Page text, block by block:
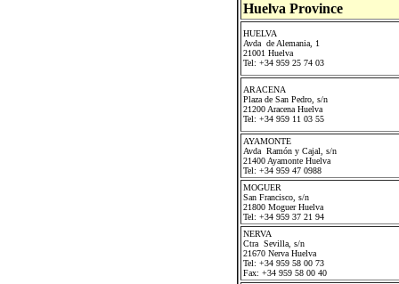
Huelva Province
HUELVA
Avda de Alemania, 1
21001 Huelva
Tel: +34 959 25 74 03
ARACENA
Plaza de San Pedro, s/n
21200 Aracena Huelva
Tel: +34 959 11 03 55
AYAMONTE
Avda Ramón y Cajal, s/n
21400 Ayamonte Huelva
Tel: +34 959 47 0988
MOGUER
San Francisco, s/n
21800 Moguer Huelva
Tel: +34 959 37 21 94
NERVA
Ctra Sevilla, s/n
21670 Nerva Huelva
Tel: +34 959 58 00 73
Fax: +34 959 58 00 40